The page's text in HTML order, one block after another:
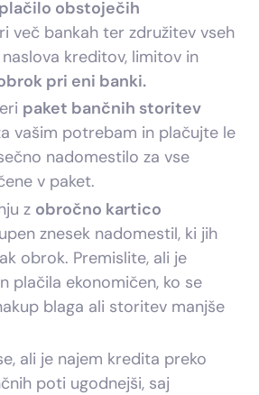
obstoječih
več bankah ter združitev vseh
kreditov, limitov in
pri eni banki.
paket bančnih storitev
vašim potrebam in plačujte le
nadomestilo za vse
v paket.
z obročno kartico
znesek nadomestil, ki jih
obrok. Premislite, ali je
plačila ekonomičen, ko se
blaga ali storitev manjše
ali je najem kredita preko
poti ugodnejši, saj